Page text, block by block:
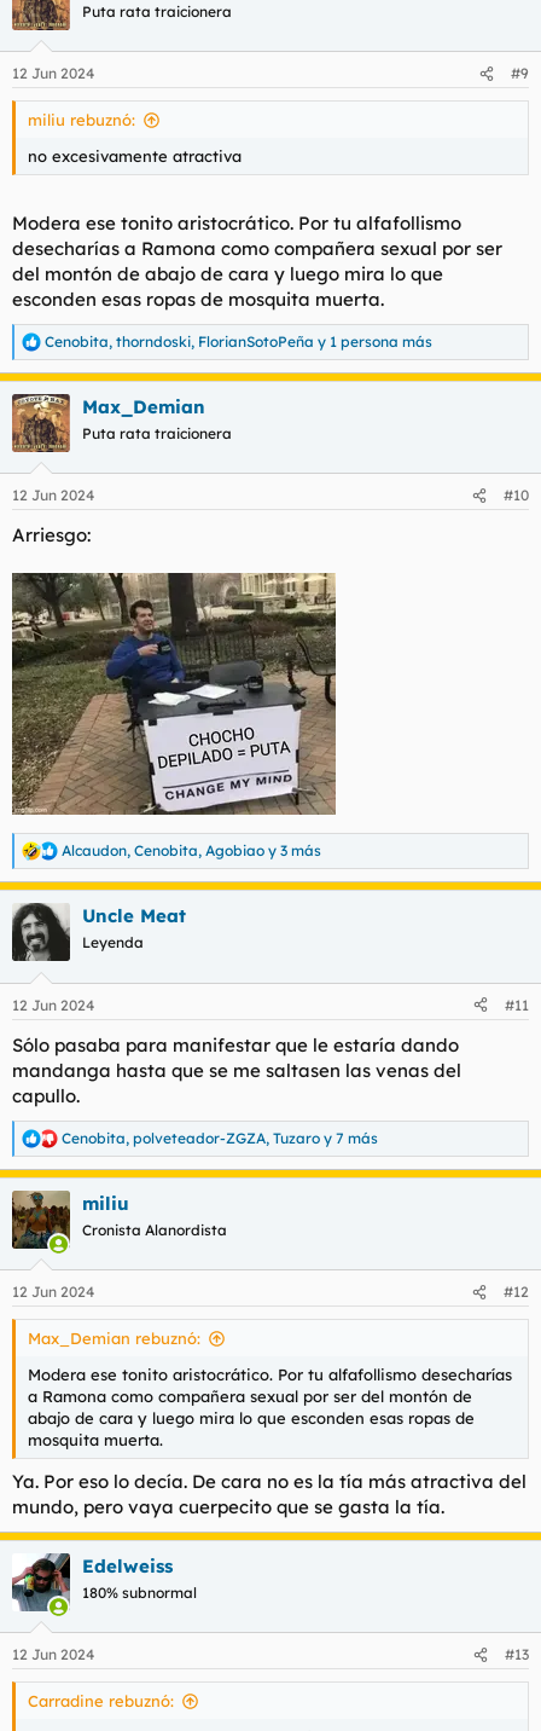
Puta rata traicionera
12 Jun 2024 #9
miliu rebuznó:
no excesivamente atractiva
Modera ese tonito aristocrático. Por tu alfafollismo
desecharías a Ramona como compañera sexual por ser
del montón de abajo de cara y luego mira lo que
esconden esas ropas de mosquita muerta.
R
e
a
c
c
i
e
:
Cenobita, thorndoski, FlorianSotoPeña y 1 persona más
Max_Demian
Puta rata traicionera
12 Jun 2024 #10
Arriesgo:
R
e
c
c
i
e
:
Alcaudon, Cenobita, Agobiao y 3 más
Uncle Meat
Leyenda
12 Jun 2024 #11
Sólo pasaba para manifestar que le estaría dando
mandanga hasta que se me saltasen las venas del
capullo.
R
e
a
c
c
i
e
s
Cenobita, polveteador-ZGZA, Tuzaro y 7 más
miliu
Cronista Alanordista
12 Jun 2024 #12
Max_Demian rebuznó:
Modera ese tonito aristocrático. Por tu alfafollismo desecharías
a Ramona como compañera sexual por ser del montón de
abajo de cara y luego mira lo que esconden esas ropas de
mosquita muerta.
Ya. Por eso lo decía. De cara no es la tía más atractiva del
mundo, pero vaya cuerpecito que se gasta la tía.
Edelweiss
180% subnormal
12 Jun 2024 #13
Carradine rebuznó: